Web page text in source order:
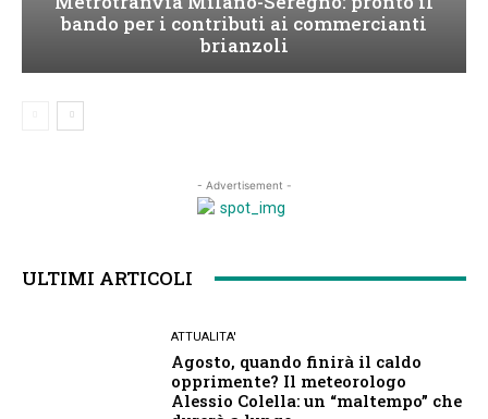
bando per i contributi ai commercianti
brianzoli
- Advertisement -
ULTIMI ARTICOLI
ATTUALITA'
Agosto, quando finirà il caldo
opprimente? Il meteorologo
Alessio Colella: un “maltempo” che